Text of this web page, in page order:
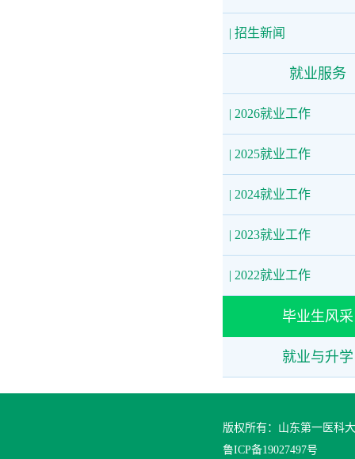
| 招生新闻
就业服务
| 2026就业工作
| 2025就业工作
| 2024就业工作
| 2023就业工作
| 2022就业工作
毕业生风采
就业与升学
版权所有：山东第一医科
鲁ICP备19027497号